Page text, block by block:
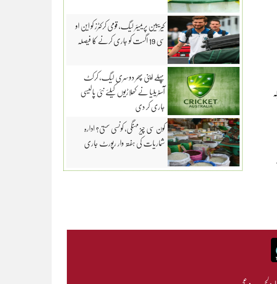
کیریبین پریمیئر لیگ، قومی کرکٹرز کو این او
سی 19 اگست کو جاری کرنے کا فیصلہ
پہلے اپنی پھر دوسری لیگ، کرکٹ
آسٹریلیا نے کھلاڑیوں کیلئے نئی پالیسی
جاری کر دی
کون سی چیز مہنگی، کونسی سستی؟ ادارہ
شماریات کی ہفتہ وار رپورٹ جاری